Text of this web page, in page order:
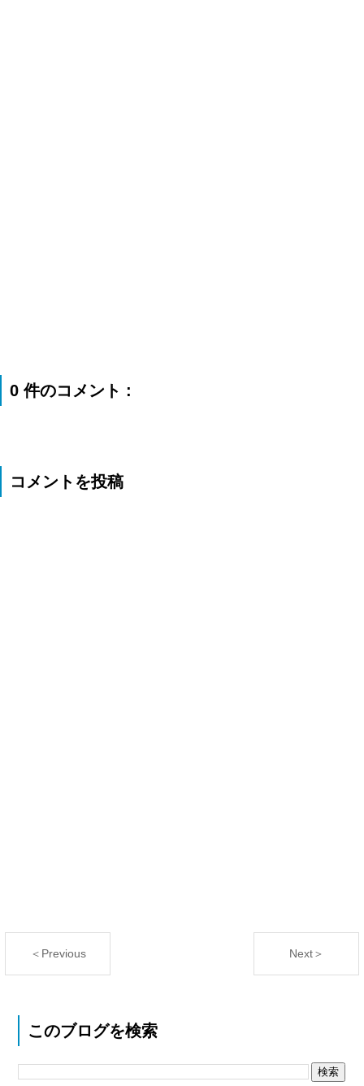
0 件のコメント :
コメントを投稿
＜Previous Next＞
このブログを検索